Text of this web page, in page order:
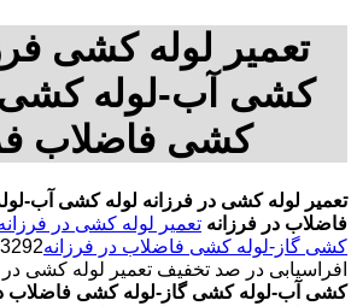
تعمیر لوله کشی
کشی آب-لوله کشی
کشی فاضلاب
تعمیر لوله کشی در فرزانه لوله کشی آب-
فاضلاب در فرزانه تعمیر لوله کشی در
کشی گاز-لوله کشی فاضلاب در فرزانه
افراسیابی در صد تخفیف تعمیر لوله کشی
کشی آب-لوله کشی گاز-لوله کشی فاضلاب